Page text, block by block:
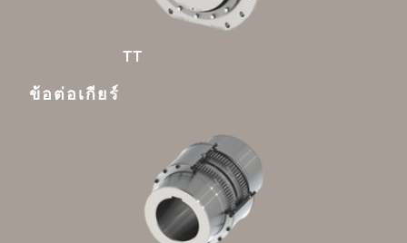
TT
ข้อต่อเกียร์